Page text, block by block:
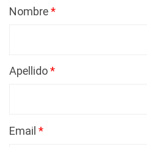
Nombre
Apellido
Email